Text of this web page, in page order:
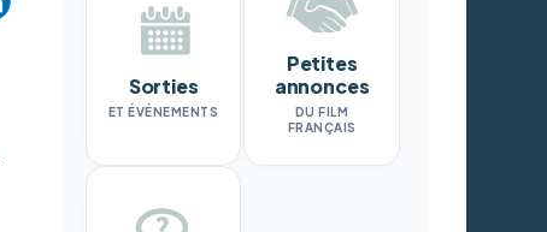
Sorties
ET ÉVÉNEMENTS
Petites
annonces
DU FILM
FRANÇAIS